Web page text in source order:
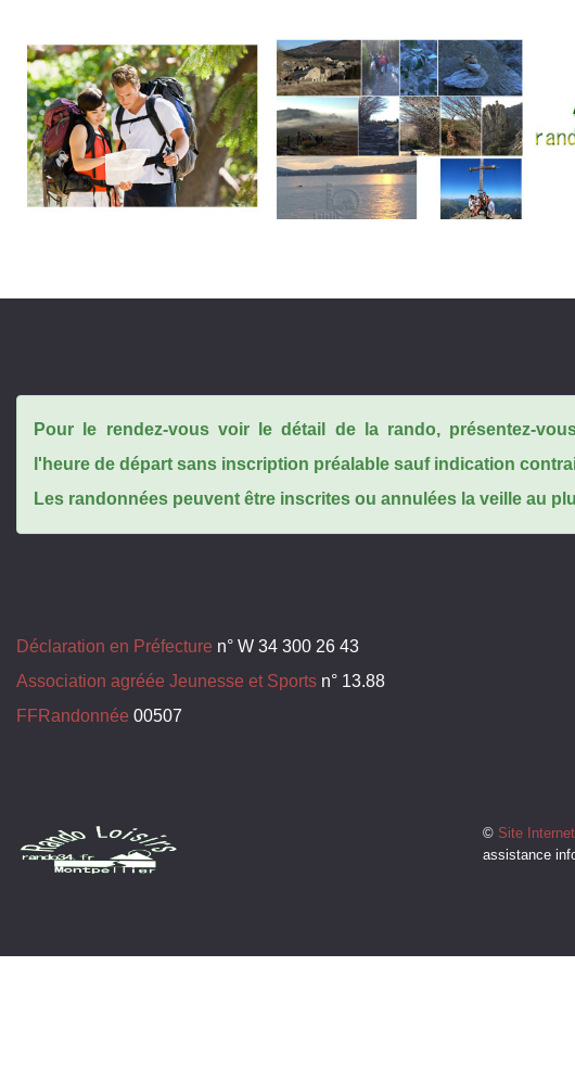
Pour le rendez-vous voir le détail de la rando, présentez-
l'heure de départ sans inscription préalable sauf indication
Les randonnées peuvent être inscrites ou annulées la veille au
Déclaration en Préfecture n° W 34 300 26 43
Association agréée Jeunesse et Sports n° 13.88
FFRandonnée 00507
© Site
assistance